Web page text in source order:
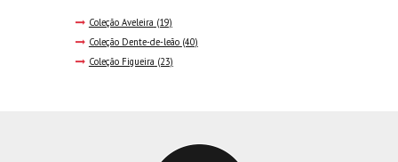
Coleção Aveleira (19)
Coleção Dente-de-leão (40)
Coleção Figueira (23)